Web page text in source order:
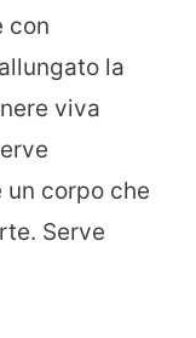
con
la
viva
un corpo che
Serve